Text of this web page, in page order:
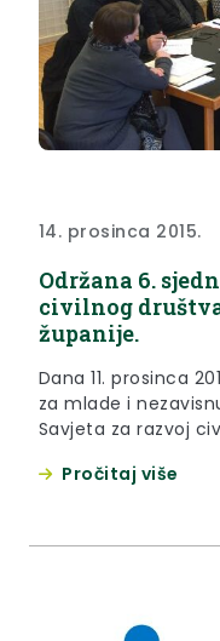
14. prosinca 2015.
Održana 6.
civilnog
županije.
Dana 11. prosinca
za mlade i
Savjeta za razvoj
Pročitaj više